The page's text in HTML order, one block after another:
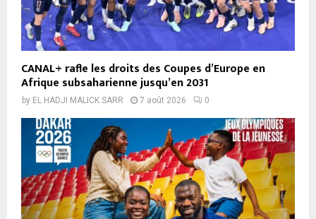
CANAL+ rafle les droits des Coupes d’Europe en
Afrique subsaharienne jusqu’en 2031
by EL HADJI MALICK SARR 7 août 2026 0